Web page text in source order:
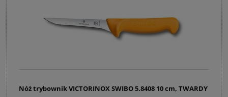
Nóż trybownik VICTORINOX SWIBO 5.8408 10 cm, TWARDY